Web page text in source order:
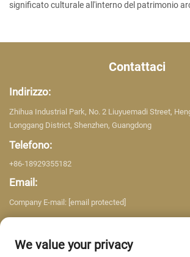
significato culturale all'interno del patrimonio
Contattaci
Indirizzo:
Zhihua Industrial Park, No. 2 Liuyuemadi Street,
Longgang District, Shenzhen, Guangdong
Telefono:
+86-18929355182
Email:
Company E-mail: [email protected]
We value your privacy